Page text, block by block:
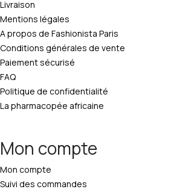
Livraison
Mentions légales
A propos de Fashionista Paris
Conditions générales de vente
Paiement sécurisé
FAQ
Politique de confidentialité
La pharmacopée africaine
Mon compte
Mon compte
Suivi des commandes